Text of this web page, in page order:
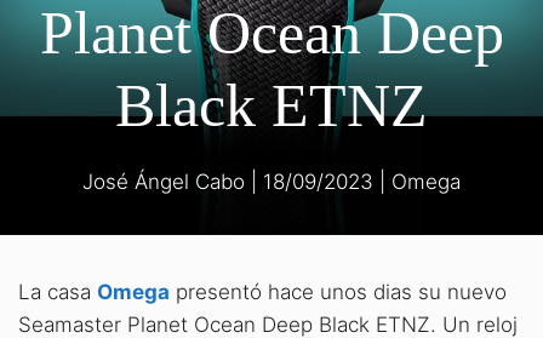
Planet Ocean Deep
Black ETNZ
José Ángel Cabo 18/09/2023 Omega
La casa Omega presentó hace unos dias su nuevo
Seamaster Planet Ocean Deep Black ETNZ. Un reloj